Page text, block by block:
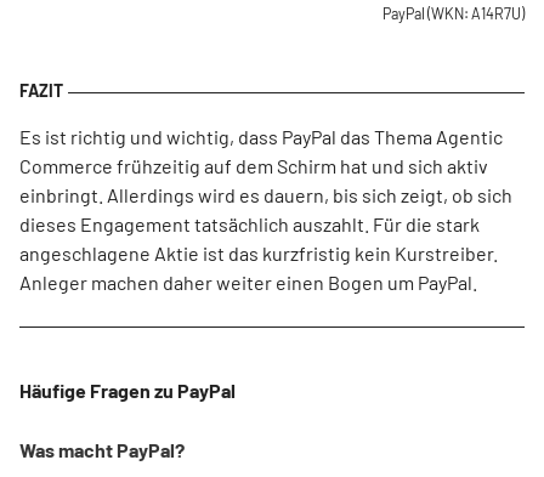
PayPal (WKN: A14R7U)
Es ist richtig und wichtig, dass PayPal das Thema Agentic
Commerce frühzeitig auf dem Schirm hat und sich aktiv
einbringt. Allerdings wird es dauern, bis sich zeigt, ob sich
dieses Engagement tatsächlich auszahlt. Für die stark
angeschlagene Aktie ist das kurzfristig kein Kurstreiber.
Anleger machen daher weiter einen Bogen um PayPal.
Häufige Fragen zu PayPal
Was macht PayPal?